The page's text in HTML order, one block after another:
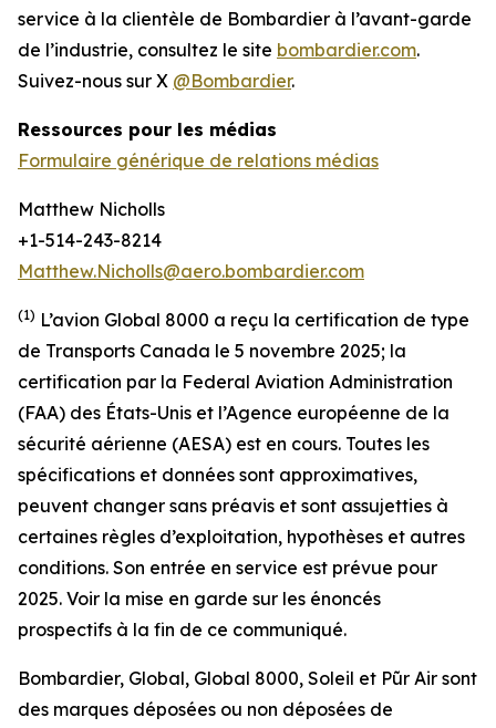
service à la clientèle de Bombardier à l’avant-garde
de l’industrie, consultez le site bombardier.com.
Suivez-nous sur X @Bombardier.
Ressources pour les médias
Formulaire générique de relations médias
Matthew Nicholls
+1-514-243-8214
Matthew.Nicholls@aero.bombardier.com
(1) L’avion Global 8000 a reçu la certification de type
de Transports Canada le 5 novembre 2025; la
certification par la Federal Aviation Administration
(FAA) des États-Unis et l’Agence européenne de la
sécurité aérienne (AESA) est en cours. Toutes les
spécifications et données sont approximatives,
peuvent changer sans préavis et sont assujetties à
certaines règles d’exploitation, hypothèses et autres
conditions. Son entrée en service est prévue pour
2025. Voir la mise en garde sur les énoncés
prospectifs à la fin de ce communiqué.
Bombardier, Global, Global 8000, Soleil et Pũr Air sont
des marques déposées ou non déposées de